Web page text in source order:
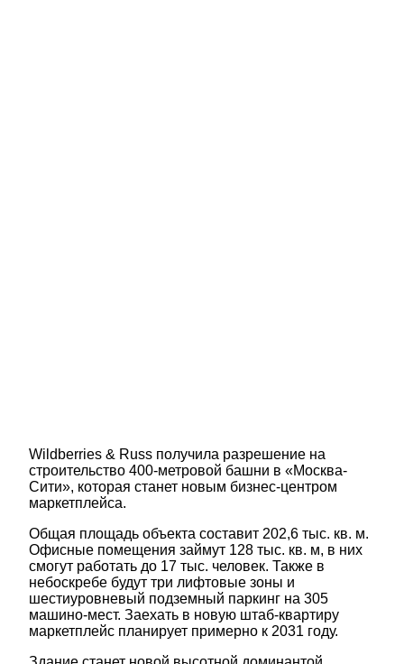
Wildberries & Russ получила разрешение на
строительство 400-метровой башни в «Москва-
Сити», которая станет новым бизнес-центром
маркетплейса.
Общая площадь объекта составит 202,6 тыс. кв. м.
Офисные помещения займут 128 тыс. кв. м, в них
смогут работать до 17 тыс. человек. Также в
небоскребе будут три лифтовые зоны и
шестиуровневый подземный паркинг на 305
машино-мест. Заехать в новую штаб-квартиру
маркетплейс планирует примерно к 2031 году.